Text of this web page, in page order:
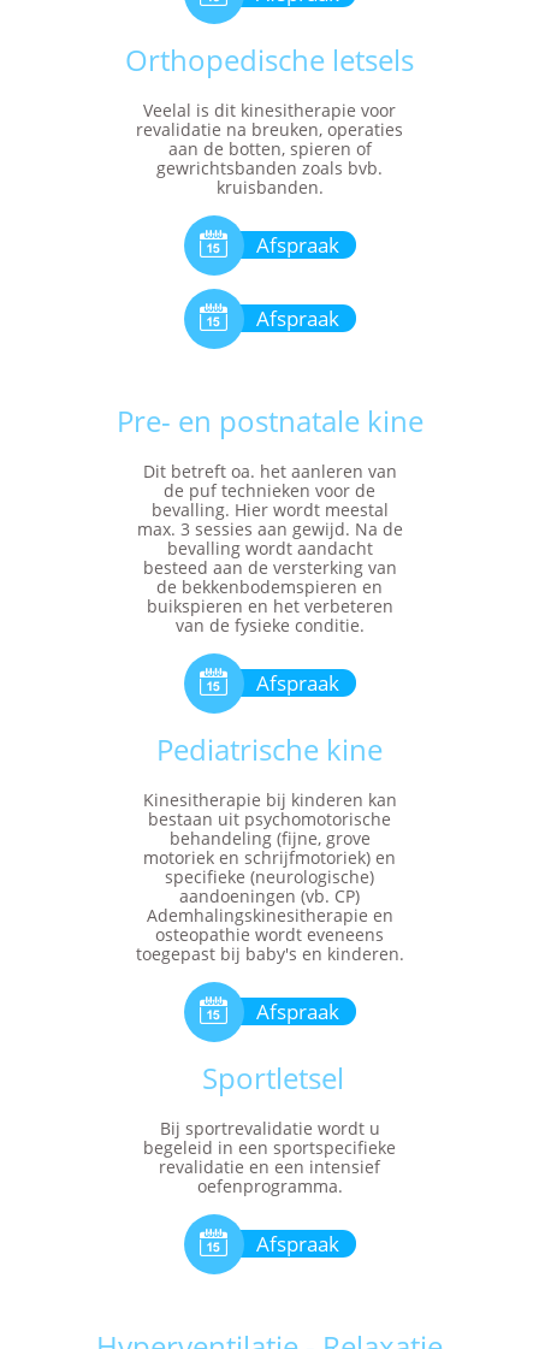
Orthopedische letsels
Veelal is dit kinesitherapie voor
revalidatie na breuken, operaties
aan de botten, spieren of
gewrichtsbanden zoals bvb.
kruisbanden.
Afspraak

Afspraak

Pre- en postnatale kine
Dit betreft oa. het aanleren van
de puf technieken voor de
bevalling. Hier wordt meestal
max. 3 sessies aan gewijd. Na de
bevalling wordt aandacht
besteed aan de versterking van
de bekkenbodemspieren en
buikspieren en het verbeteren
van de fysieke conditie.
Afspraak

Pediatrische kine
Kinesitherapie bij kinderen kan
bestaan uit psychomotorische
behandeling (fijne, grove
motoriek en schrijfmotoriek) en
specifieke (neurologische)
aandoeningen (vb. CP)
Ademhalingskinesitherapie en
osteopathie wordt eveneens
toegepast bij baby's en kinderen.
Afspraak

Sportletsel
Bij sportrevalidatie wordt u
begeleid in een sportspecifieke
revalidatie en een intensief
oefenprogramma.
Afspraak
